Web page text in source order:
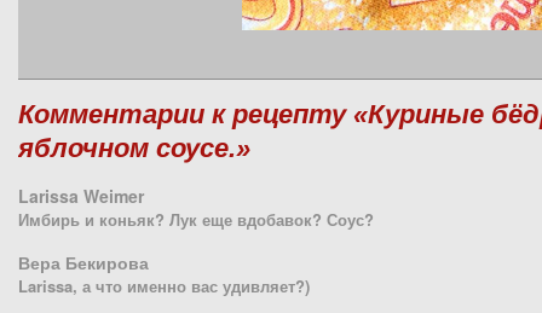
Комментарии к рецепту «Куриные
яблочном соусе.»
Larissa Weimer
Имбирь и коньяк? Лук еще вдобавок? Соус?
Вера Бекирова
Larissa, а что именно вас удивляет?)